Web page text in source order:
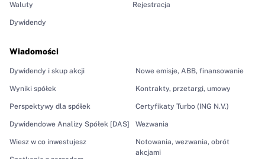
Waluty
Dywidendy
Wiadomości
Dywidendy i skup akcji
Wyniki spółek
Perspektywy dla spółek
Dywidendowe Analizy Spółek [DAS]
Wiesz w co inwestujesz
Nowe emisje, ABB, finansowanie
Kontrakty, przetargi, umowy
Certyfikaty Turbo (ING N.V.)
Wezwania
Notowania, wezwania, obrót
akcjami
Rejestracja